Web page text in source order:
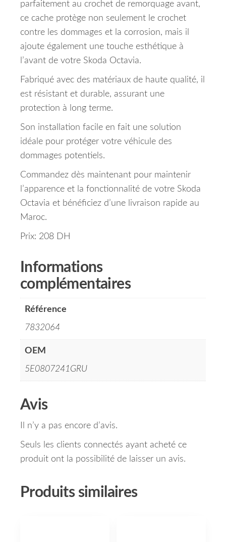
parfaitement au crochet de remorquage avant,
ce cache protège non seulement le crochet
contre les dommages et la corrosion, mais il
ajoute également une touche esthétique à
l’avant de votre Skoda Octavia.
Fabriqué avec des matériaux de haute qualité, il
est résistant et durable, assurant une
protection à long terme.
Son installation facile en fait une solution
idéale pour protéger votre véhicule des
dommages potentiels.
Commandez dès maintenant pour maintenir
l’apparence et la fonctionnalité de votre Skoda
Octavia et bénéficiez d’une livraison rapide au
Maroc.
Prix: 208 DH
Informations
complémentaires
Référence
7832064
OEM
5E0807241GRU
Avis
Il n’y a pas encore d’avis.
Seuls les clients connectés ayant acheté ce
produit ont la possibilité de laisser un avis.
Produits similaires